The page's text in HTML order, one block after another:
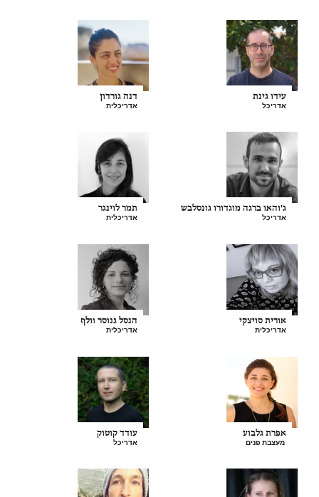
עידו גינת
אדריכל
דנה גורדון
אדריכלית
ג'והאו ברגה מוגדורו גונסלבש
אדריכל
תמר לוינגר
אדריכלית
אורית סויצקי
אדריכלית
הנסל גנוסר וולף
אדריכלית
אפרת גלבוע
מעצבת פנים
עודד קוטוק
אדריכל